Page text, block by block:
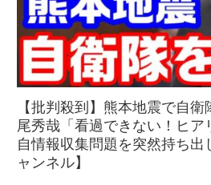
【批判殺到】熊本地震で自
尾秀哉「看過できない！ヒア
自情報収集問題を突然持ち出
ャンネル】